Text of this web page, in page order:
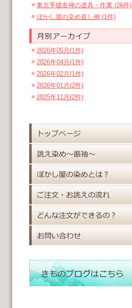
東京手描友禅の道具・作業 (26件)
ぼかし屋の染め直し例 (1件)
2026年05月(1件)
2026年04月(1件)
2026年02月(1件)
2026年01月(2件)
2025年11月(2件)